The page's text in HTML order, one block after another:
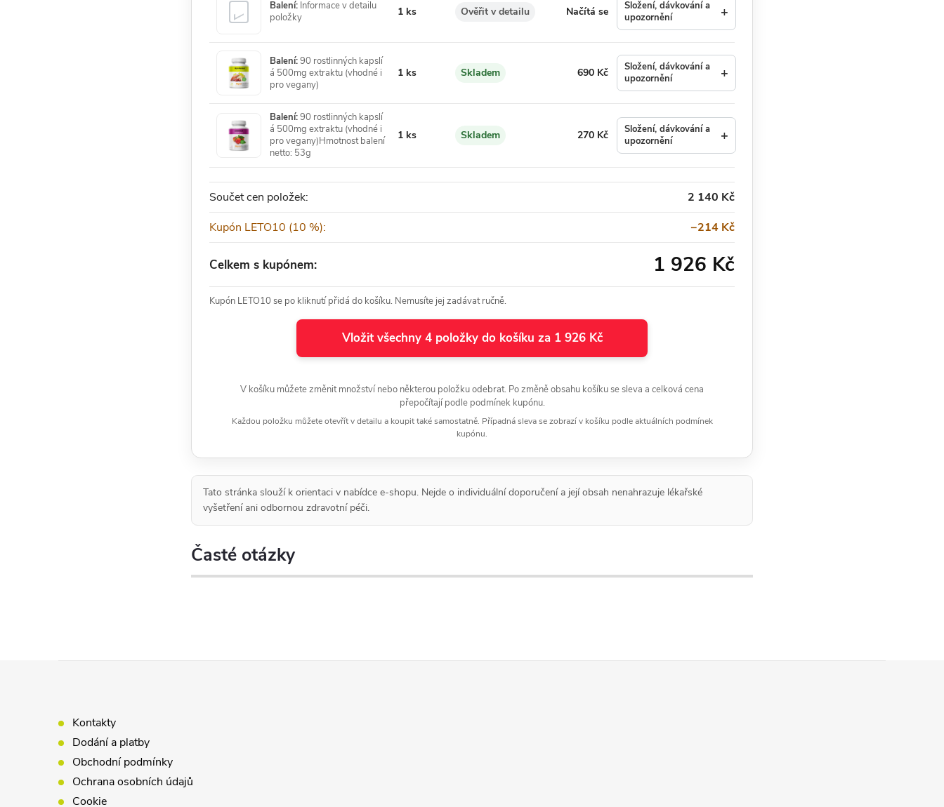
Balení: Informace v detailu
položky
Množství:
1 ks Dostupnost:
Ověřit v detailu Cena:
Načítá se
Složení, dávkování a
upozornění
+
Balení:90 rostlinných kapslí
á 500mg extraktu (vhodné i
pro vegany)
Množství:
1 ks Dostupnost:
Skladem Cena:
690 Kč
Složení, dávkování a
upozornění
+
Balení:90 rostlinných kapslí
á 500mg extraktu (vhodné i
pro vegany)Hmotnost balení
netto: 53g
Množství:
1 ks Dostupnost:
Skladem Cena:
270 Kč
Složení, dávkování a
upozornění
+
Součet cen položek:
2 140 Kč
Kupón LETO10 (10 %):
−214 Kč
Celkem s kupónem: 1 926 Kč
Kupón LETO10 se po kliknutí přidá do košíku. Nemusíte jej zadávat ručně.
Vložit všechny 4 položky do košíku za 1 926 Kč
V košíku můžete změnit množství nebo některou položku odebrat. Po změně obsahu košíku se sleva a celková cena
přepočítají podle podmínek kupónu.
Každou položku můžete otevřít v detailu a koupit také samostatně. Případná sleva se zobrazí v košíku podle aktuálních podmínek
kupónu.
Tato stránka slouží k orientaci v nabídce e-shopu. Nejde o individuální doporučení a její obsah nenahrazuje lékařské
vyšetření ani odbornou zdravotní péči.
Časté otázky
Kontakty
Dodání a platby
Obchodní podmínky
Ochrana osobních údajů
Cookie